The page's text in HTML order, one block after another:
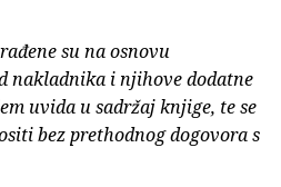
su na osnovu
nakladnika i njihove dodatne
uvida u sadržaj knjige, te se
bez prethodnog dogovora s